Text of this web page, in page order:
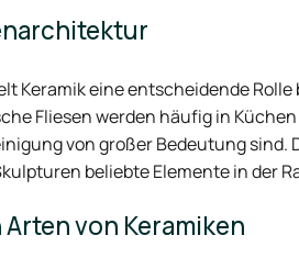
Keramik eine entscheidende
Fliesen werden häufig in
von großer Bedeutung
beliebte Elemente in der
von Keramiken